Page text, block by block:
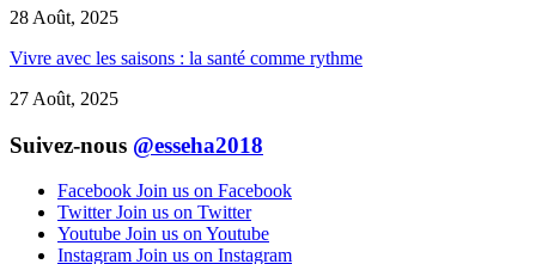
28 Août, 2025
Vivre avec les saisons : la santé comme rythme
27 Août, 2025
Suivez-nous @esseha2018
Facebook Join us on Facebook
Twitter Join us on Twitter
Youtube Join us on Youtube
Instagram Join us on Instagram